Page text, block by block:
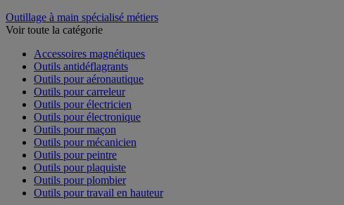
Outillage à main spécialisé métiers
Voir toute la catégorie
Accessoires magnétiques
Outils antidéflagrants
Outils pour aéronautique
Outils pour carreleur
Outils pour électricien
Outils pour électronique
Outils pour maçon
Outils pour mécanicien
Outils pour peintre
Outils pour plaquiste
Outils pour plombier
Outils pour travail en hauteur